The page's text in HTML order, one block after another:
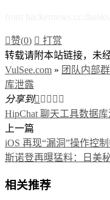
赞(0)  打赏
转载请附本站链接，未
VulSee.com » 团队内部
库泄露
分享到    
HipChat 聊天工具数据库
上一篇
iOS 再现“漏洞”操作控
斯诺登再曝猛料：日美
相关推荐